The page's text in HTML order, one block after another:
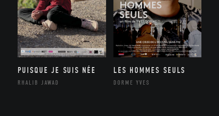
PUISQUE JE SUIS NÉE
RHALIB JAWAD
LES HOMMES SEULS
DORME YVES